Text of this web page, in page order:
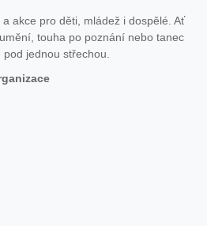
akce pro děti, mládež i dospělé. Ať
touha po poznání nebo tanec
jednou střechou.